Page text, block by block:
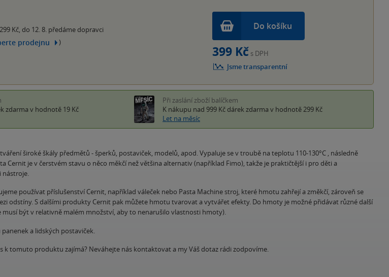
Kč, do 12. 8. předáme dopravci
prodejnu )
Do košíku
399 Kč s DPH
Jsme transparentní
zdarma v hodnotě 19 Kč
Při zaslání zboží balíčkem
K nákupu nad 999 Kč dárek zdarma v hodnotě 299 Kč
Let na měsíc
široké škály předmětů - šperků, postaviček, modelů, apod. Vypaluje se v troubě na teplotu 110-130°C , následně
Cernit je v čerstvém stavu o něco měkčí než většina alternativ (například Fimo), takže je praktičtější i pro děti a
nástroje.
používat příslušenství Cernit, například váleček nebo Pasta Machine stroj, které hmotu zahřejí a změkčí, zároveň se
odstíny. S dalšími produkty Cernit pak můžete hmotu tvarovat a vytvářet efekty. Do hmoty je možné přidávat různé další
musí být v relativně malém množství, aby to nenarušilo vlastnosti hmoty).
a lidských postaviček.
k tomuto produktu zajímá? Neváhejte nás kontaktovat a my Váš dotaz rádi zodpovíme.